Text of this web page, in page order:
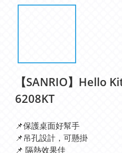
【SANRIO】Hello
6208KT
📌保護桌面好幫手
📌吊孔設計，可懸掛
📌 隔熱效果佳